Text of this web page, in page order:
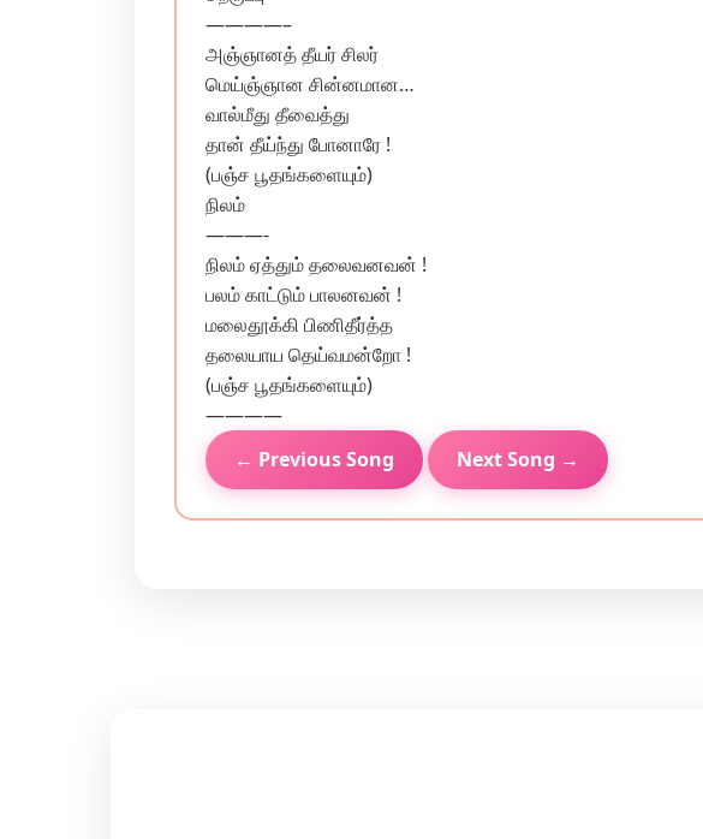
————–
அஞ்ஞானத் தீயர் சிலர்
மெய்ஞ்ஞான சின்னமான…
வால்மீது தீவைத்து
தான் தீய்ந்து போனாரே !
(பஞ்ச பூதங்களையும்)
நிலம்
———-
நிலம் ஏத்தும் தலைவனவன் !
பலம் காட்டும் பாலனவன் !
மலைதூக்கி பிணிதீர்த்த‌
தலையாய தெய்வமன்றோ !
(பஞ்ச பூதங்களையும்)
————
← Previous Song
Next Song →